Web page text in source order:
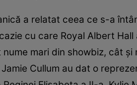
a relatat ceea ce s-a
cu care Royal Albert
mari din showbiz, cât
Jamie Cullum au dat o